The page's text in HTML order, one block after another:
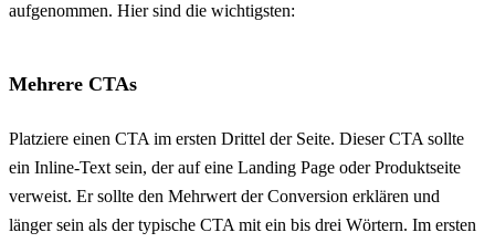
aufgenommen. Hier sind die wichtigsten:
Mehrere CTAs
Platziere einen CTA im ersten Drittel der Seite. Dieser CTA sollte
ein Inline-Text sein, der auf eine Landing Page oder Produktseite
verweist. Er sollte den Mehrwert der Conversion erklären und
länger sein als der typische CTA mit ein bis drei Wörtern. Im ersten